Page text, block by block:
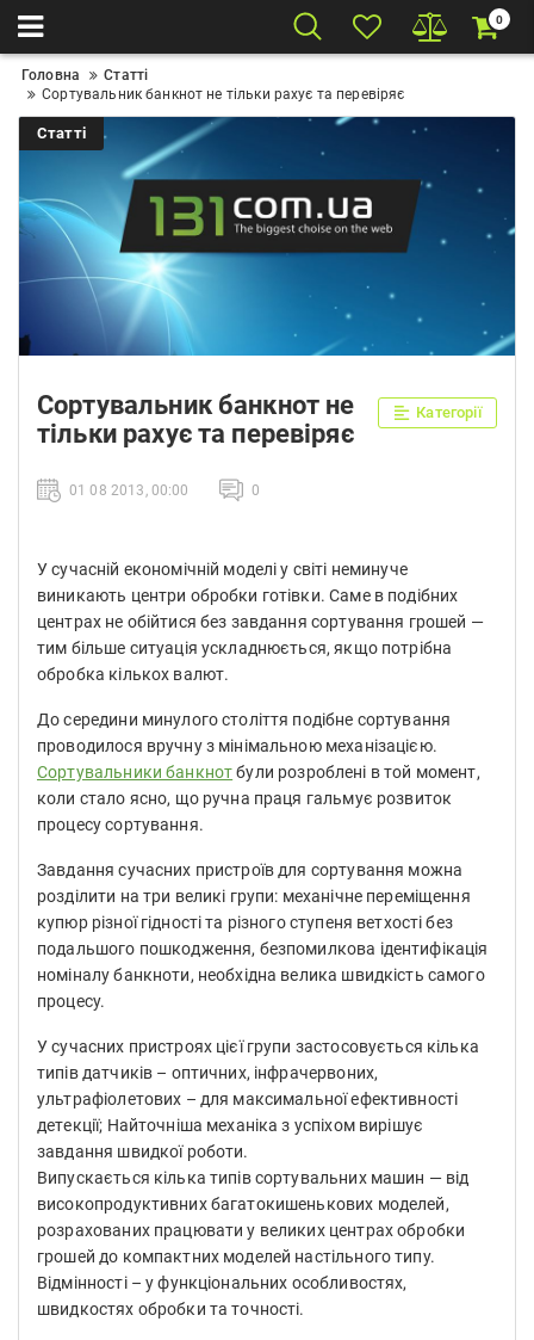
0
Головна
Статті
Сортувальник банкнот не тільки рахує та перевіряє
Статті
Сортувальник банкнот не
тільки рахує та перевіряє
Категорії
01 08 2013, 00:00 0
У сучасній економічній моделі у світі неминуче
виникають центри обробки готівки. Саме в подібних
центрах не обійтися без завдання сортування грошей —
тим більше ситуація ускладнюється, якщо потрібна
обробка кількох валют.
До середини минулого століття подібне сортування
проводилося вручну з мінімальною механізацією.
Сортувальники банкнотбули розроблені в той момент,
коли стало ясно, що ручна праця гальмує розвиток
процесу сортування.
Завдання сучасних пристроїв для сортування можна
розділити на три великі групи: механічне переміщення
купюр різної гідності та різного ступеня ветхості без
подальшого пошкодження, безпомилкова ідентифікація
номіналу банкноти, необхідна велика швидкість самого
процесу.
У сучасних пристроях цієї групи застосовується кілька
типів датчиків – оптичних, інфрачервоних,
ультрафіолетових – для максимальної ефективності
детекції; Найточніша механіка з успіхом вирішує
завдання швидкої роботи.
Випускається кілька типів сортувальних машин — від
високопродуктивних багатокишенькових моделей,
розрахованих працювати у великих центрах обробки
грошей до компактних моделей настільного типу.
Відмінності – у функціональних особливостях,
швидкостях обробки та точності.